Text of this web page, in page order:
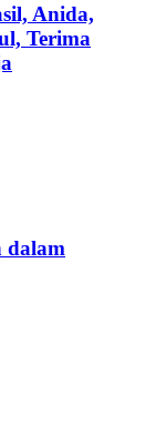
Anida,
Terima
dalam